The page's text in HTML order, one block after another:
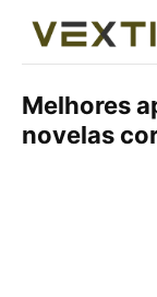
Melhores
novelas